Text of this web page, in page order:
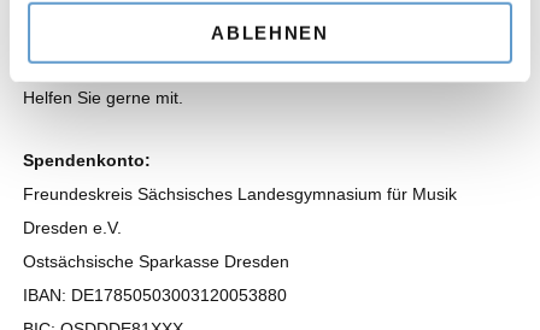
ABLEHNEN
Helfen Sie gerne mit.
Spendenkonto:
Freundeskreis Sächsisches Landesgymnasium für Musik
Dresden e.V.
Ostsächsische Sparkasse Dresden
IBAN: DE17850503003120053880